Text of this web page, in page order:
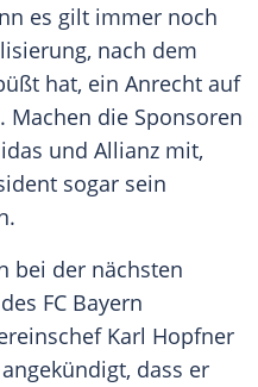
es gilt immer noch
nach dem
hat, ein Anrecht auf
Machen die Sponsoren
und Allianz mit,
sogar sein
bei der nächsten
FC Bayern
Karl Hopfner
dass er